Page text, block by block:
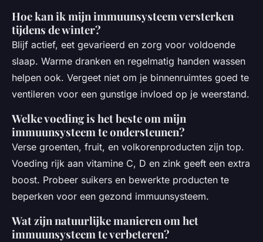
Hoe kan ik mijn immuunsysteem versterken
tijdens de winter?
Blijf actief, eet gevarieerd en zorg voor voldoende
slaap. Warme dranken en regelmatig handen wassen
helpen ook. Vergeet niet om je binnenruimtes goed te
ventileren voor een gunstige invloed op je weerstand.
Welke voeding is het beste om mijn
immuunsysteem te ondersteunen?
Verse groenten, fruit, en volkorenproducten zijn top.
Voeding rijk aan vitamine C, D en zink geeft een extra
boost. Probeer suikers en bewerkte producten te
beperken voor een gezond immuunsysteem.
Wat zijn natuurlijke manieren om het
immuunsysteem te verbeteren?